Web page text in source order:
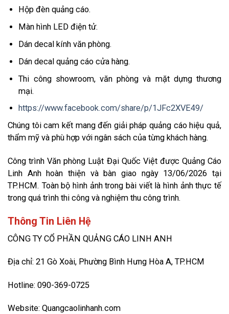
Hộp đèn quảng cáo.
Màn hình LED điện tử.
Dán decal kính văn phòng.
Dán decal quảng cáo cửa hàng.
Thi công showroom, văn phòng và mặt dựng thương
mại.
https://www.facebook.com/share/p/1JFc2XVE49/
Chúng tôi cam kết mang đến giải pháp quảng cáo hiệu quả,
thẩm mỹ và phù hợp với ngân sách của từng khách hàng.
Công trình Văn phòng Luật Đại Quốc Việt được Quảng Cáo
Linh Anh hoàn thiện và bàn giao ngày 13/06/2026 tại
TP.HCM. Toàn bộ hình ảnh trong bài viết là hình ảnh thực tế
trong quá trình thi công và nghiệm thu công trình.
Thông Tin Liên Hệ
CÔNG TY CỔ PHẦN QUẢNG CÁO LINH ANH
Địa chỉ: 21 Gò Xoài, Phường Bình Hưng Hòa A, TP.HCM
Hotline: 090-369-0725
Website: Quangcaolinhanh.com